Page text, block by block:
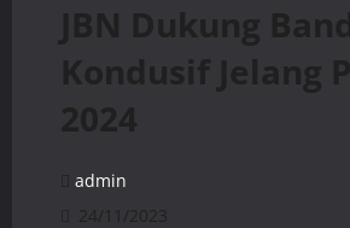
JBN Dukung
Kondusif Jelang
2024
admin
24/11/2023